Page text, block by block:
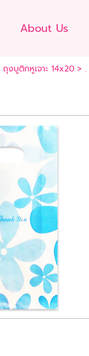
About Us
ถุงบูติกหูเจาะ 14x20> .